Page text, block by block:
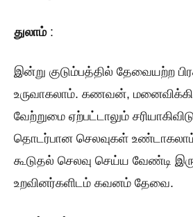
துலாம்:
இன்று குடும்பத்தில் தேவையற்ற
உருவாகலாம். கணவன்,
வேற்றுமை ஏற்பட்டாலும்
தொடர்பான செலவுகள்
கூடுதல் செலவு செய்ய வேண்டி
உறவினர்களிடம் கவனம் தேவை.